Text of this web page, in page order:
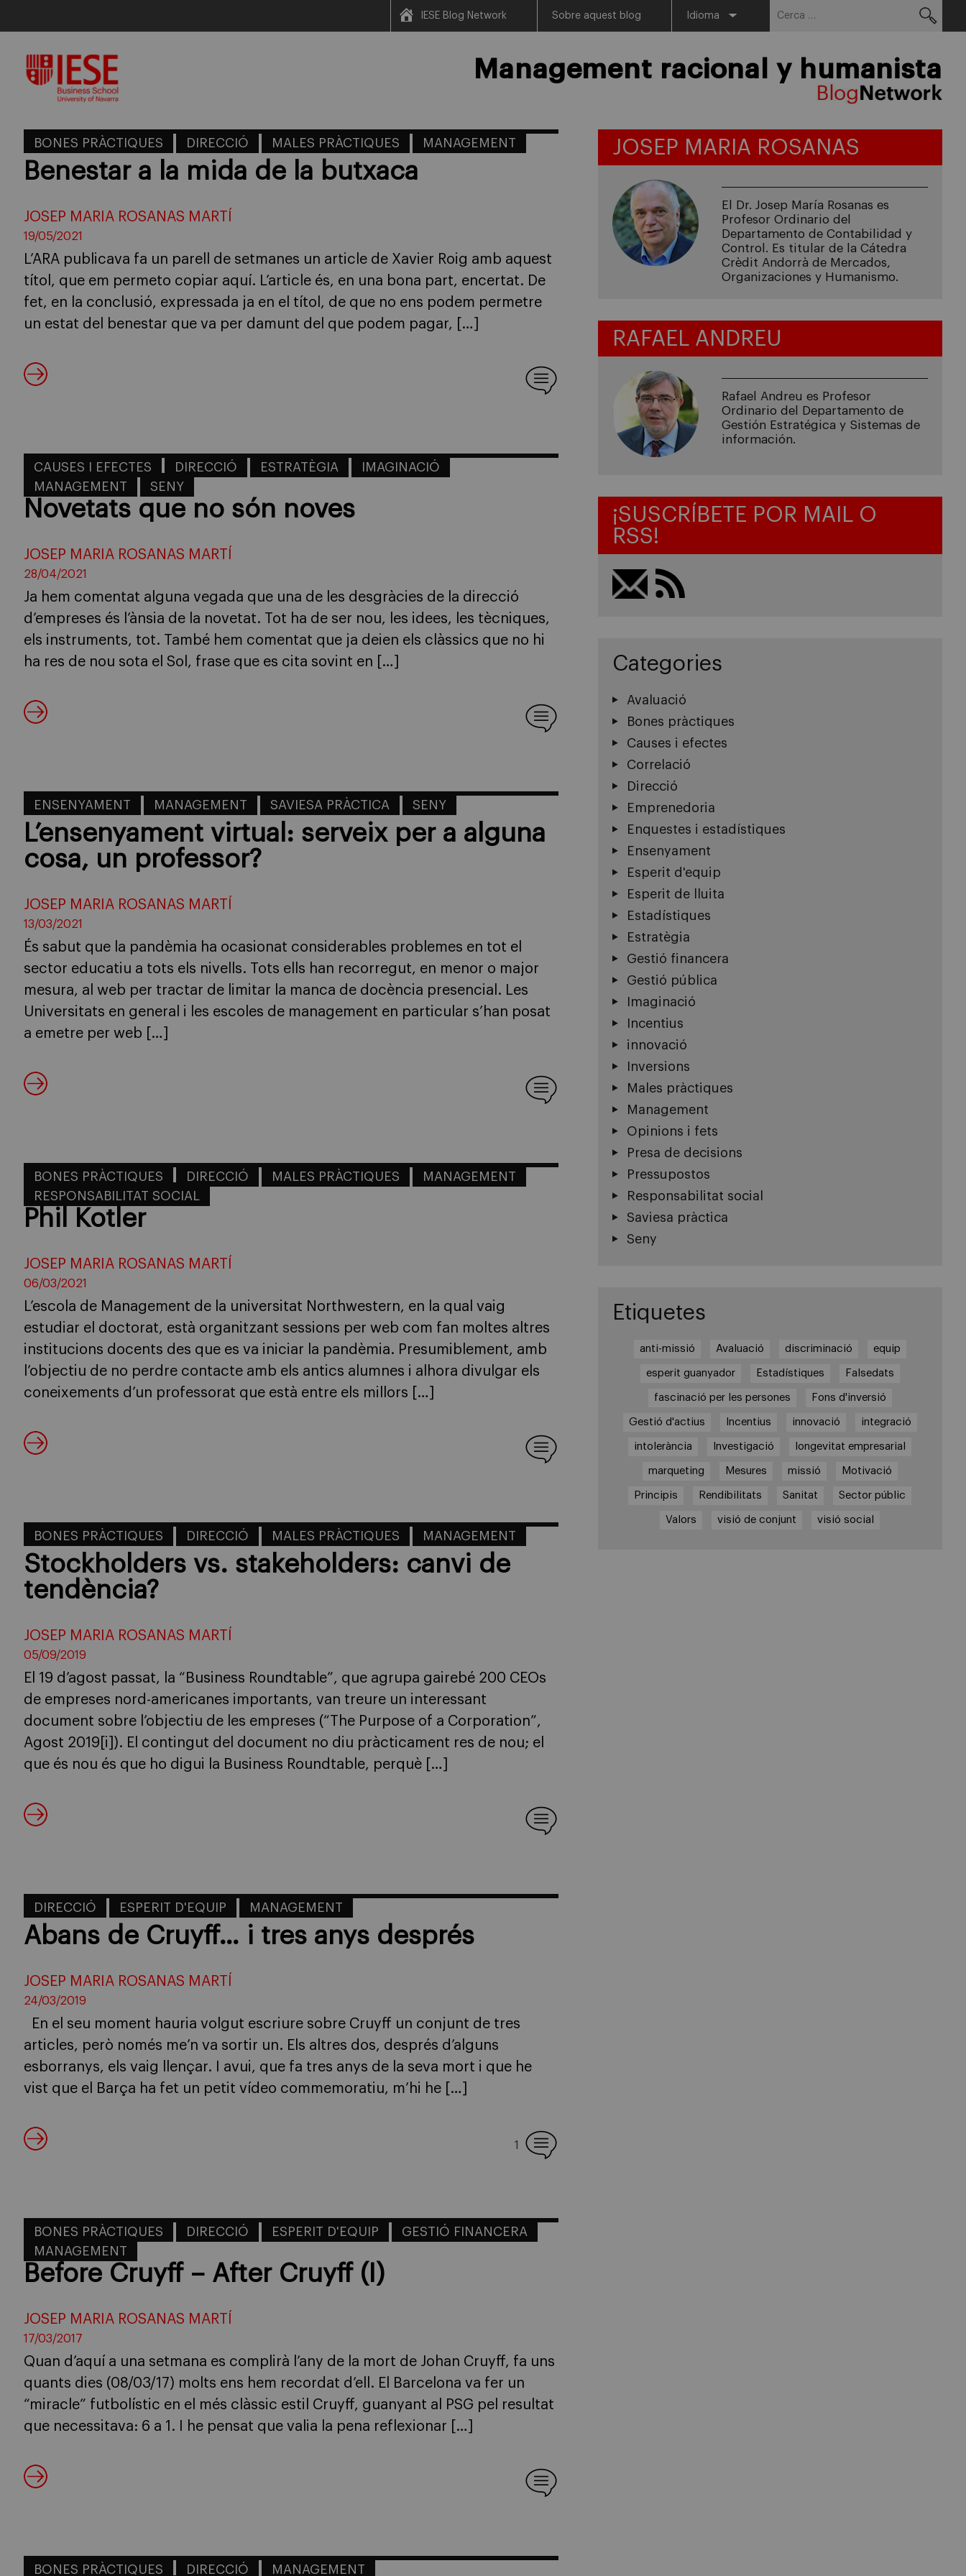
content
IESE Blog Network Sobre aquest blog Idioma
Management racional y humanista
BONES PRÀCTIQUES DIRECCIÓ MALES PRÀCTIQUES MANAGEMENT
Benestar a la mida de la butxaca
JOSEP MARIA ROSANAS MARTÍ
19/05/2021
L’ARA publicava fa un parell de setmanes un article de Xavier Roig amb aquest
títol, que em permeto copiar aquí. L’article és, en una bona part, encertat. De
fet, en la conclusió, expressada ja en el títol, de que no ens podem permetre
un estat del benestar que va per damunt del que podem pagar, […]
CAUSES I EFECTES DIRECCIÓ ESTRATÈGIA
IMAGINACIÓ
MANAGEMENT
SENY
Novetats que no són noves
JOSEP MARIA ROSANAS MARTÍ
28/04/2021
Ja hem comentat alguna vegada que una de les desgràcies de la direcció
d’empreses és l’ànsia de la novetat. Tot ha de ser nou, les idees, les tècniques,
els instruments, tot. També hem comentat que ja deien els clàssics que no hi
ha res de nou sota el Sol, frase que es cita sovint en […]
ENSENYAMENT MANAGEMENT SAVIESA PRÀCTICA SENY
L’ensenyament virtual: serveix per a alguna
cosa, un professor?
JOSEP MARIA ROSANAS MARTÍ
13/03/2021
És sabut que la pandèmia ha ocasionat considerables problemes en tot el
sector educatiu a tots els nivells. Tots ells han recorregut, en menor o major
mesura, al web per tractar de limitar la manca de docència presencial. Les
Universitats en general i les escoles de management en particular s’han posat
a emetre per web […]
BONES PRÀCTIQUES DIRECCIÓ MALES PRÀCTIQUES
MANAGEMENT
RESPONSABILITAT SOCIAL
Phil Kotler
JOSEP MARIA ROSANAS MARTÍ
06/03/2021
L’escola de Management de la universitat Northwestern, en la qual vaig
estudiar el doctorat, està organitzant sessions per web com fan moltes altres
institucions docents des que es va iniciar la pandèmia. Presumiblement, amb
l’objectiu de no perdre contacte amb els antics alumnes i alhora divulgar els
coneixements d’un professorat que està entre els millors […]
BONES PRÀCTIQUES DIRECCIÓ MALES PRÀCTIQUES MANAGEMENT
Stockholders vs. stakeholders: canvi de
tendència?
JOSEP MARIA ROSANAS MARTÍ
05/09/2019
El 19 d’agost passat, la “Business Roundtable”, que agrupa gairebé 200 CEOs
de empreses nord-americanes importants, van treure un interessant
document sobre l’objectiu de les empreses (“The Purpose of a Corporation”,
Agost 2019[i]). El contingut del document no diu pràcticament res de nou; el
que és nou és que ho digui la Business Roundtable, perquè […]
DIRECCIÓ ESPERIT D'EQUIP MANAGEMENT
Abans de Cruyff… i tres anys després
JOSEP MARIA ROSANAS MARTÍ
24/03/2019
En el seu moment hauria volgut escriure sobre Cruyff un conjunt de tres
articles, però només me’n va sortir un. Els altres dos, després d’alguns
esborranys, els vaig llençar. I avui, que fa tres anys de la seva mort i que he
vist que el Barça ha fet un petit vídeo commemoratiu, m’hi he […]
1
BONES PRÀCTIQUES DIRECCIÓ ESPERIT D'EQUIP
GESTIÓ FINANCERA
MANAGEMENT
Before Cruyff – After Cruyff (I)
JOSEP MARIA ROSANAS MARTÍ
17/03/2017
Quan d’aquí a una setmana es complirà l’any de la mort de Johan Cruyff, fa uns
quants dies (08/03/17) molts ens hem recordat d’ell. El Barcelona va fer un
“miracle” futbolístic en el més clàssic estil Cruyff, guanyant al PSG pel resultat
que necessitava: 6 a 1. I he pensat que valia la pena reflexionar […]
BONES PRÀCTIQUES DIRECCIÓ MANAGEMENT
JOSEP MARIA ROSANAS
El Dr. Josep María Rosanas es
Profesor Ordinario del
Departamento de Contabilidad y
Control. Es titular de la Cátedra
Crèdit Andorrà de Mercados,
Organizaciones y Humanismo.
RAFAEL ANDREU
Rafael Andreu es Profesor
Ordinario del Departamento de
Gestión Estratégica y Sistemas de
información.
¡SUSCRÍBETE POR MAIL O
RSS!
Categories
Avaluació
Bones pràctiques
Causes i efectes
Correlació
Direcció
Emprenedoria
Enquestes i estadístiques
Ensenyament
Esperit d'equip
Esperit de lluita
Estadístiques
Estratègia
Gestió financera
Gestió pública
Imaginació
Incentius
innovació
Inversions
Males pràctiques
Management
Opinions i fets
Presa de decisions
Pressupostos
Responsabilitat social
Saviesa pràctica
Seny
Etiquetes
anti-missió Avaluació discriminació equip
esperit guanyador Estadístiques Falsedats
fascinació per les persones Fons d'inversió
Gestió d'actius Incentius innovació integració
intolerància Investigació longevitat empresarial
marqueting Mesures missió Motivació
Principis Rendibilitats Sanitat Sector públic
Valors visió de conjunt visió social